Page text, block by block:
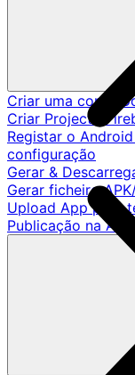
Criar uma conta
Criar Projecto
Registar o
configuração
Gerar &
Gerar ficheiro
Upload App para
Publicação na